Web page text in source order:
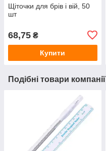
Щіточки для брів і вій, 50
шт
68,75 ₴
Купити
Подібні товари компанії